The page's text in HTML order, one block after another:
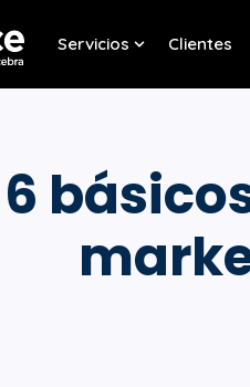
Servicios
Show
Clientes
6